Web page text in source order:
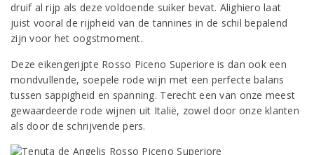
druif al rijp als deze voldoende suiker bevat. Alighiero laat
juist vooral de rijpheid van de tannines in de schil bepalend
zijn voor het oogstmoment.
Deze eikengerijpte Rosso Piceno Superiore is dan ook een
mondvullende, soepele rode wijn met een perfecte balans
tussen sappigheid en spanning. Terecht een van onze meest
gewaardeerde rode wijnen uit Italië, zowel door onze klanten
als door de schrijvende pers.